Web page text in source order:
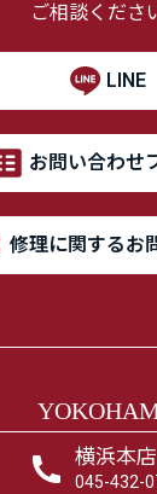
ご相談くださ
LINE
お問い合わせ
修理に関するお
横浜本店
045-432-